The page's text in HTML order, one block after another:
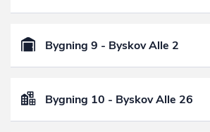
Bygning 9 - Byskov Alle 2
Bygning 10 - Byskov Alle 26